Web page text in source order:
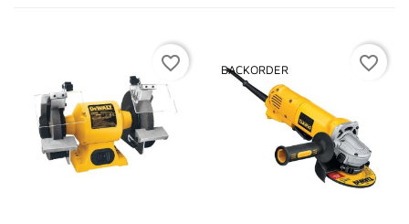
favorite_border BACKORDER favorite_border